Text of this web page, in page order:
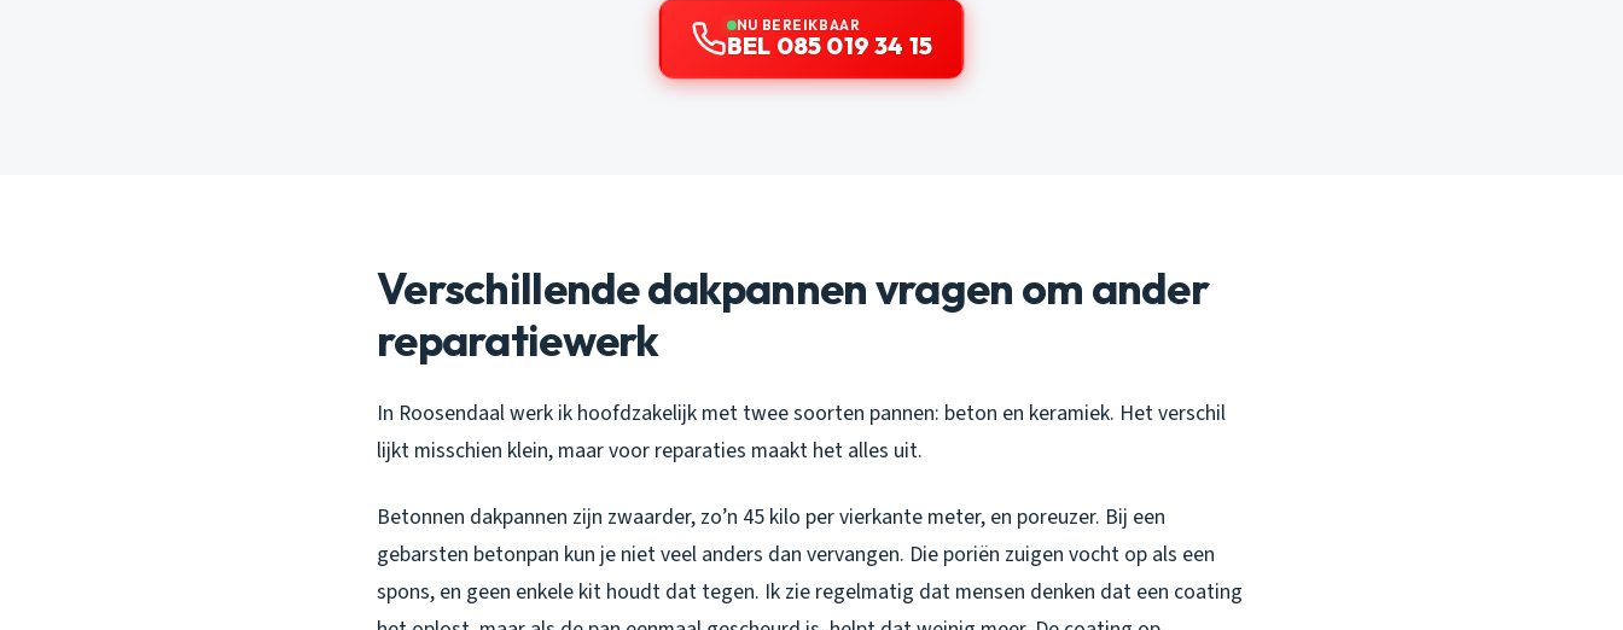
NU BEREIKBAAR
BEL 085 019 34 15
Verschillende dakpannen vragen om ander
reparatiewerk
In Roosendaal werk ik hoofdzakelijk met twee soorten pannen: beton en keramiek. Het verschil
lijkt misschien klein, maar voor reparaties maakt het alles uit.
Betonnen dakpannen zijn zwaarder, zo’n 45 kilo per vierkante meter, en poreuzer. Bij een
gebarsten betonpan kun je niet veel anders dan vervangen. Die poriën zuigen vocht op als een
spons, en geen enkele kit houdt dat tegen. Ik zie regelmatig dat mensen denken dat een coating